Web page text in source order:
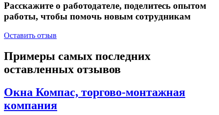
Расскажите о работодателе, поделитесь опытом
работы, чтобы помочь новым сотрудникам
Оставить отзыв
Примеры самых последних
оставленных отзывов
Окна Компас, торгово-монтажная
компания